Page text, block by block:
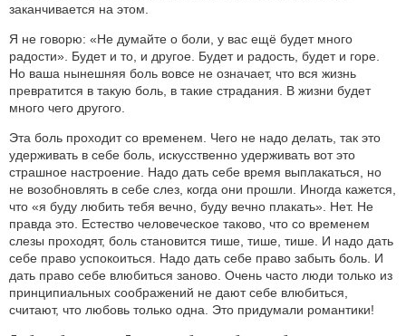
заканчивается на этом.
Я не говорю: «Не думайте о боли, у вас ещё будет много
радости». Будет и то, и другое. Будет и радость, будет и горе.
Но ваша нынешняя боль вовсе не означает, что вся жизнь
превратится в такую боль, в такие страдания. В жизни будет
много чего другого.
Эта боль проходит со временем. Чего не надо делать, так это
удерживать в себе боль, искусственно удерживать вот это
страшное настроение. Надо дать себе время выплакаться, но
не возобновлять в себе слез, когда они прошли. Иногда кажется,
что «я буду любить тебя вечно, буду вечно плакать». Нет. Не
правда это. Естество человеческое таково, что со временем
слезы проходят, боль становится тише, тише, тише. И надо дать
себе право успокоиться. Надо дать себе право забыть боль. И
дать право себе влюбиться заново. Очень часто люди только из
принципиальных соображений не дают себе влюбиться,
считают, что любовь только одна. Это придумали романтики!